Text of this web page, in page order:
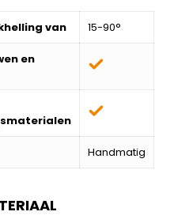
van 15-90°
en
Handmatig